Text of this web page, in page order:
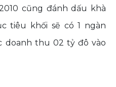
cũng đánh dấu khà
tiêu khối sẽ có 1 ngàn
doanh thu 02 tỷ đô vào